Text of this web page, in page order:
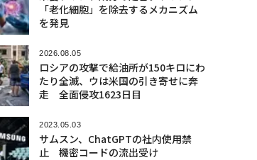
「老化細胞」を除去するメカニズム
を発見
2026.08.05
ロシアの攻撃で給油所が150キロにわ
たり全滅、ウは米国の引き寄せに奔
走 全面侵攻1623日目
2023.05.03
サムスン、ChatGPTの社内使用禁
止 機密コードの流出受け